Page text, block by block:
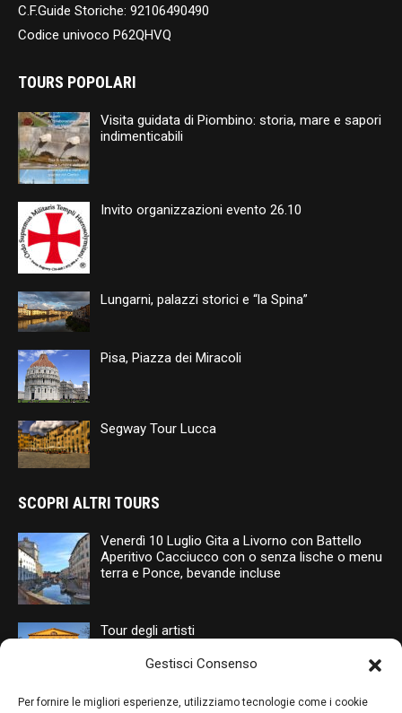
Gestisci Consenso
Per fornire le migliori esperienze, utilizziamo tecnologie come i cookie
C.F.Guide Storiche: 92106490490
Codice univoco P62QHVQ
TOURS POPOLARI
Visita guidata di Piombino: storia, mare e sapori
indimenticabili
Invito organizzazioni evento 26.10
Lungarni, palazzi storici e “la Spina”
Pisa, Piazza dei Miracoli
Segway Tour Lucca
SCOPRI ALTRI TOURS
Venerdì 10 Luglio Gita a Livorno con Battello
Aperitivo Cacciucco con o senza lische o menu
terra e Ponce, bevande incluse
Tour degli artisti
Segway Tour Lucca